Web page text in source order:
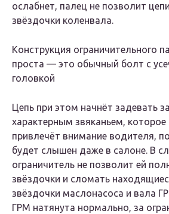
ослабнет, палец не позволит
звёздочки коленвала.
Конструкция ограничительного
проста — это обычный болт с
головкой
Цепь при этом начнёт задевать
характерным звяканьем, которое
привлечёт внимание водителя,
будет слышен даже в салоне. В
ограничитель не позволит ей
звёздочки и сломать
звёздочки маслонасоса и вала
ГРМ натянута нормально, за